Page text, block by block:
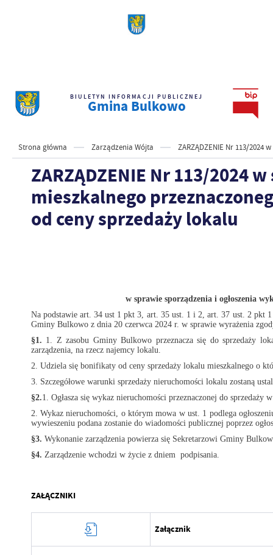
BIULETYN INFORMACJI PUBLICZNEJ
Gmina Bulkowo
Strona główna Zarządzenia Wójta ZARZĄDZENIE Nr 113/
ZARZĄDZENIE Nr 113/2024
mieszkalnego
od ceny sprzedaży lokalu
w sprawie sporządzenia i ogłoszenia
Na podstawie art. 34 ust 1 pkt 3, art. 35 ust. 1 i 2, art. 37 ust. 2 pkt
Gminy Bulkowo z dnia 20 czerwca 2024 r. w sprawie wyrażenia
§1. 1. Z zasobu Gminy Bulkowo przeznacza się do sprzedaży
zarządzenia, na rzecz najemcy lokalu.
2. Udziela się bonifikaty od ceny sprzedaży lokalu mieszkalnego o
3. Szczegółowe warunki sprzedaży nieruchomości lokalu zostaną
§2.1. Ogłasza się wykaz nieruchomości przeznaczonej do
2. Wykaz nieruchomości, o którym mowa w ust. 1 podlega
wywieszeniu podana zostanie do wiadomości publicznej poprzez
§3. Wykonanie zarządzenia powierza się Sekretarzowi Gminy
§4. Zarządzenie wchodzi w życie z dniem podpisania.
ZAŁĄCZNIKI
Załącznik